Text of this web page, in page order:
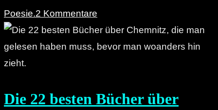
Poesie.2 Kommentare
Die 22 besten Bücher über